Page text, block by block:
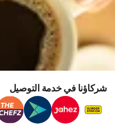
شركاؤنا في خدمة التوصيل